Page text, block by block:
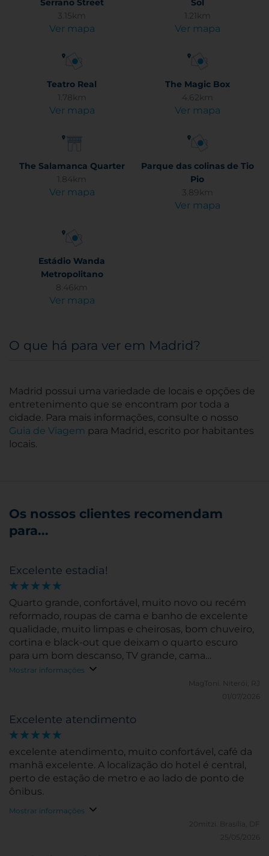
Serrano Street
3.15km
Ver mapa
Sol
1.21km
Ver mapa
Teatro Real
1.78km
Ver mapa
The Magic Box
4.62km
Ver mapa
The Salamanca Quarter
1.84km
Ver mapa
Parque das colinas de Tio
Pio
3.89km
Ver mapa
Estádio Wanda
Metropolitano
8.46km
Ver mapa
O que há para ver em Madrid?
Madrid possui uma variedade de locais e opções de
entretenimento que se encontram por toda a
cidade. Para mais informações, consulte o nosso
Guia de Viagem para Madrid, escrito por habitantes
locais.
Os nossos clientes recomendam
para...
Excelente estadia!
Quarto grande, confortável, muito novo ou recém
reformado, roupas de cama e banho de excelente
qualidade, muito limpas e cheirosas, bom chuveiro,
cortina e black-out que deixam o quarto escuro
para um bom descanso, TV grande, cama
confortável, vários amenities. Equipe muitos
atenciosa e educada. Foi uma ótima experiência
Mostrar informações
MagToni.
Niterói, RJ
01/07/2026
Excelente atendimento
excelente atendimento, muito confortável, café da
manhã excelente. A localização do hotel é central,
perto de estação de metro e ao lado de ponto de
ônibus.
Mostrar informações
20mitzi.
Brasília, DF
25/05/2026